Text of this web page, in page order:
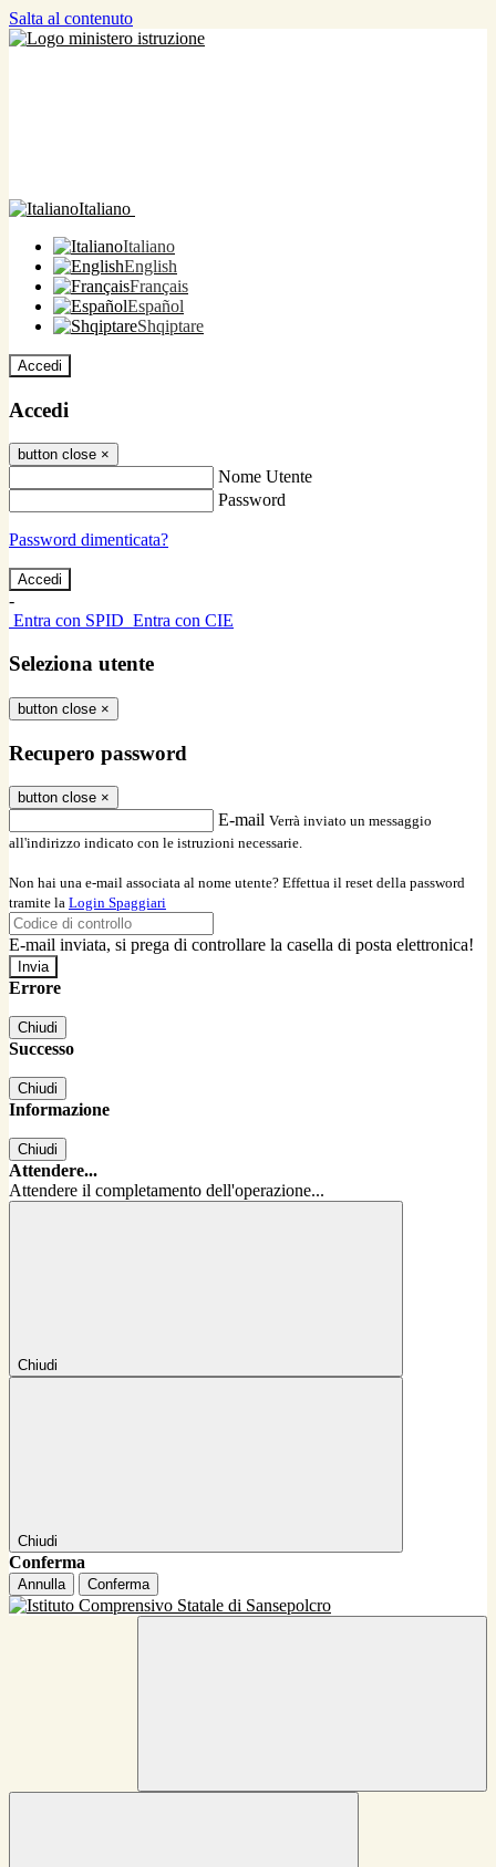
Salta al contenuto
Italiano
Italiano
English
Français
Español
Shqiptare
Accedi
Accedi
button close ×
Nome Utente
Password
Password dimenticata?
-
Entra con SPID Entra con CIE
Seleziona utente
button close ×
Recupero password
button close ×
E-mail Verrà inviato un messaggio
all'indirizzo indicato con le istruzioni necessarie.
Non hai una e-mail associata al nome utente? Effettua il reset della password
tramite la Login Spaggiari
E-mail inviata, si prega di controllare la casella di posta elettronica!
Errore
Chiudi
Successo
Chiudi
Informazione
Chiudi
Attendere...
Attendere il completamento dell'operazione...
Chiudi
Chiudi
Conferma
Annulla Conferma